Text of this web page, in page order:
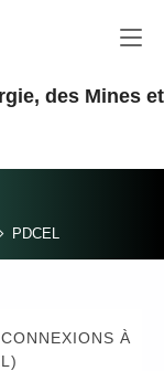
des Mines
PDCEL
À